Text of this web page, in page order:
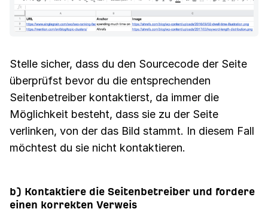
Stelle sicher, dass du den Sourcecode der Seite
überprüfst bevor du die entsprechenden
Seitenbetreiber kontaktierst, da immer die
Möglichkeit besteht, dass sie zu der Seite
verlinken, von der das Bild stammt. In diesem Fall
möchtest du sie nicht kontaktieren.
b) Kontaktiere die Seitenbetreiber und fordere
einen korrekten Verweis